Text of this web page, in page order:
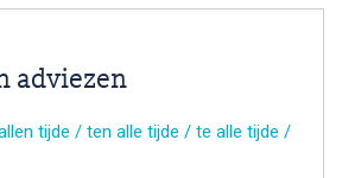
adviezen
tijde / ten alle tijde / te alle tijde /